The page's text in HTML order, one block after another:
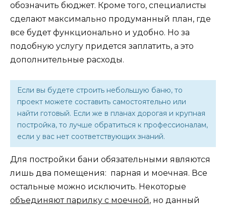
обозначить бюджет. Кроме того, специалисты
сделают максимально продуманный план, где
все будет функционально и удобно. Но за
подобную услугу придется заплатить, а это
дополнительные расходы.
Если вы будете строить небольшую баню, то
проект можете составить самостоятельно или
найти готовый. Если же в планах дорогая и крупная
постройка, то лучше обратиться к профессионалам,
если у вас нет соответствующих знаний.
Для постройки бани обязательными являются
лишь два помещения: парная и моечная. Все
остальные можно исключить. Некоторые
объединяют парилку с моечной, но данный